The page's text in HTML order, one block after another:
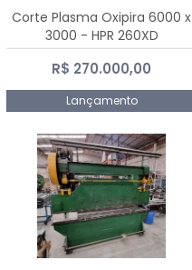
Corte Plasma Oxipira 6000 x
3000 - HPR 260XD
R$ 270.000,00
Lançamento